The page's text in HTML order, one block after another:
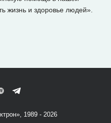
жизнь и здоровье людей».
1989 - 2026